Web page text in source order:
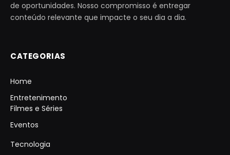
de oportunidades. Nosso compromisso é entregar
conteúdo relevante que impacte o seu dia a dia.
CATEGORIAS
Home
Entretenimento
Filmes e Séries
Eventos
Tecnologia